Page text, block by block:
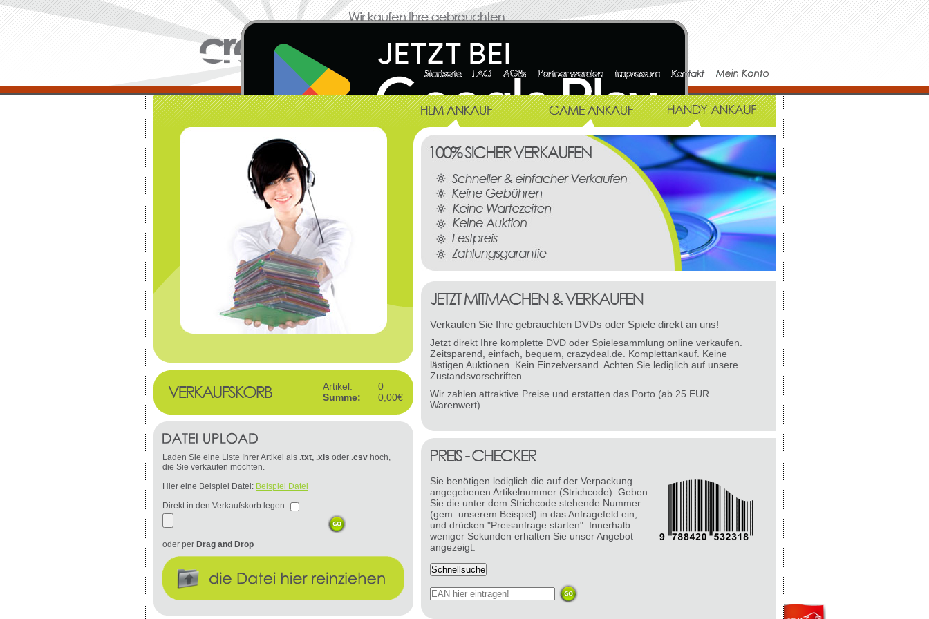
Verkaufen Sie Ihre gebrauchten DVDs oder Spiele direkt an uns!
Jetzt direkt Ihre komplette DVD oder Spielesammlung online verkaufen.
Zeitsparend, einfach, bequem, crazydeal.de. Komplettankauf. Keine
lästigen Auktionen. Kein Einzelversand. Achten Sie lediglich auf unsere
Zustandsvorschriften.
Wir zahlen attraktive Preise und erstatten das Porto (ab 25 EUR
Warenwert)
Sie benötigen lediglich die auf der Verpackung
angegebenen Artikelnummer (Strichcode). Geben
Sie die unter dem Strichcode stehende Nummer
(gem. unserem Beispiel) in das Anfragefeld ein,
und drücken "Preisanfrage starten". Innerhalb
weniger Sekunden erhalten Sie unser Angebot
angezeigt.
Artikel:
0
Summe:
0,00€
Laden Sie eine Liste Ihrer Artikel als .txt, .xls oder .csv hoch,
die Sie verkaufen möchten.
Hier eine Beispiel Datei: Beispiel Datei
Direkt in den Verkaufskorb legen:
oder per Drag and Drop